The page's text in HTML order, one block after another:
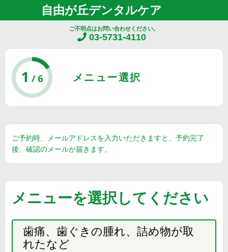
自由が丘デンタルケア
ご不明点はお問い合わせください。
03-5731-4110
ご予約時、メールアドレスを入力いただきますと、予約完了
後、確認のメールが届きます。
メニューを選択してください
歯痛、歯ぐきの腫れ、詰め物が取
れたなど
メニュー選択